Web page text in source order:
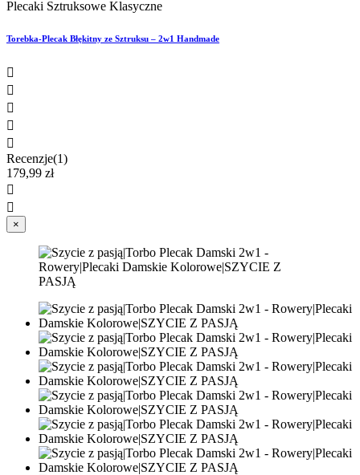
Plecaki Sztruksowe Klasyczne
Torebka-Plecak Błękitny ze Sztruksu – 2w1 Handmade





Recenzje(1)
179,99 zł


×